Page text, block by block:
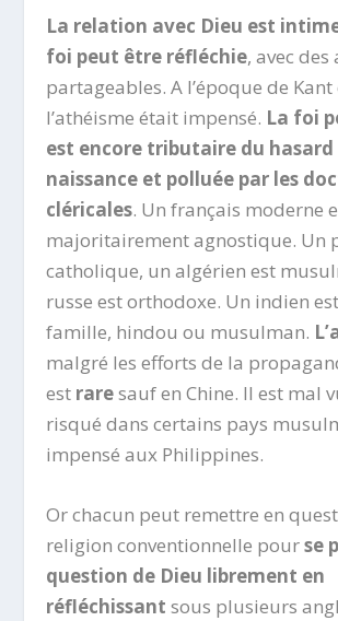
La relation avec Dieu est
foi peut être réfléchie, avec
partageables. A l’époque de Kant
l’athéisme était impensé. La foi
est encore tributaire du hasard
naissance et polluée par les
cléricales. Un français moderne
majoritairement agnostique. Un
catholique, un algérien est
russe est orthodoxe. Un indien
famille, hindou ou musulman.
malgré les efforts de la
est raresauf en Chine. Il est mal
risqué dans certains pays
impensé aux Philippines.
Or chacun peut remettre en
religion conventionnelle pourse
question de Dieu librement en
réfléchissant sous plusieurs